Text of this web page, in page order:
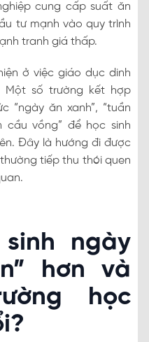
cung cấp suất ăn
tư mạnh vào quy trình
tranh giá thấp.
ở việc giáo dục dinh
Một số trường kết hợp
“ngày ăn xanh”, “tuần
cầu vồng” để học sinh
Đây là hướng đi được
tiếp thu thói quen
ngày
hơn và
học